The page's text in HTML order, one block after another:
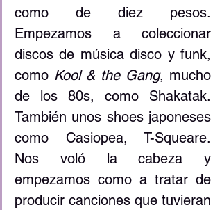
como de diez pesos.
Empezamos a coleccionar
discos de música disco y funk,
como Kool & the Gang, mucho
de los 80s, como Shakatak.
También unos shoes japoneses
como Casiopea, T-Squeare.
Nos voló la cabeza y
empezamos como a tratar de
producir canciones que tuvieran